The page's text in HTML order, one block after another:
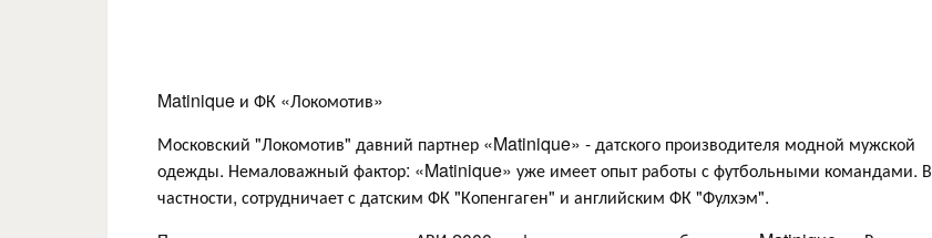
Matinique и ФК «Локомотив»
Московский "Локомотив" давний партнер «Matinique» - датского производителя модной мужской
одежды. Немаловажный фактор: «Matinique» уже имеет опыт работы с футбольными командами. В
частности, сотрудничает с датским ФК "Копенгаген" и английским ФК "Фулхэм".